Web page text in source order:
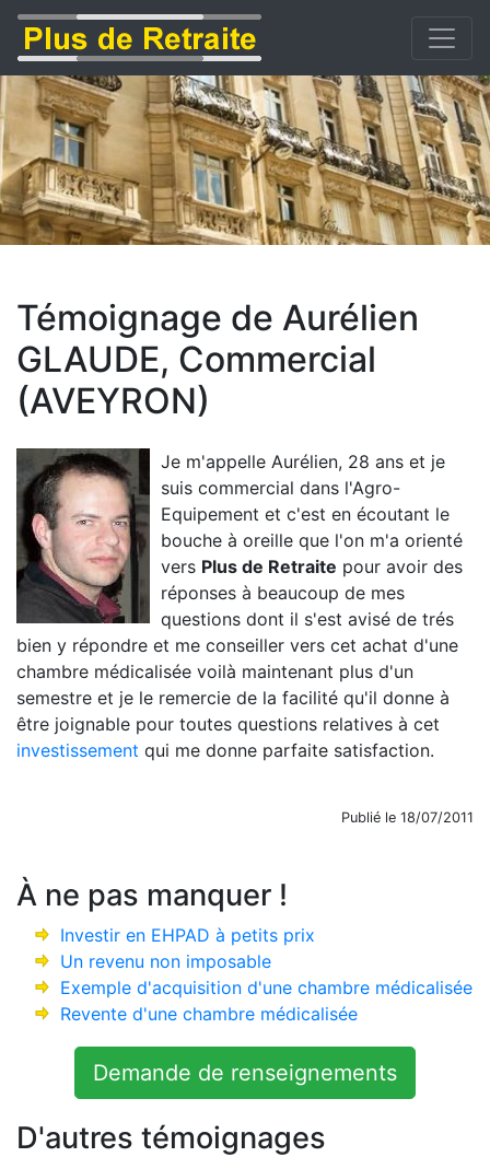
Témoignage de Aurélien
GLAUDE, Commercial
(AVEYRON)
Je m'appelle Aurélien, 28 ans et je
suis commercial dans l'Agro-
Equipement et c'est en écoutant le
bouche à oreille que l'on m'a orienté
vers Plus de Retraite pour avoir des
réponses à beaucoup de mes
questions dont il s'est avisé de trés
bien y répondre et me conseiller vers cet achat d'une
chambre médicalisée voilà maintenant plus d'un
semestre et je le remercie de la facilité qu'il donne à
être joignable pour toutes questions relatives à cet
investissement qui me donne parfaite satisfaction.
Publié le 18/07/2011
À ne pas manquer !
Investir en EHPAD à petits prix
Un revenu non imposable
Exemple d'acquisition d'une chambre médicalisée
Revente d'une chambre médicalisée
Demande de renseignements
D'autres témoignages